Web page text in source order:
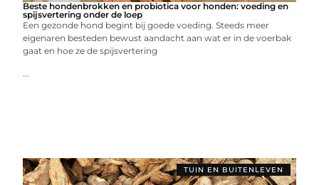
Beste hondenbrokken en probiotica voor honden: voeding en
spijsvertering onder de loep
Een gezonde hond begint bij goede voeding. Steeds meer
eigenaren besteden bewust aandacht aan wat er in de voerbak
gaat en hoe ze de spijsvertering
...
TUIN EN BUITENLEVEN